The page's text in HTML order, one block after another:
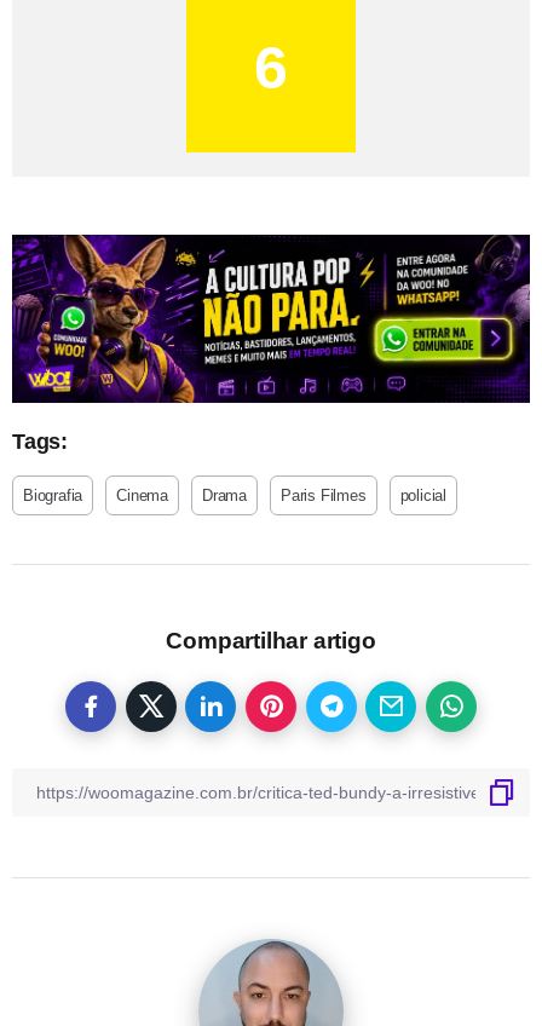
6
Tags:
Biografia Cinema Drama Paris Filmes policial
Compartilhar artigo